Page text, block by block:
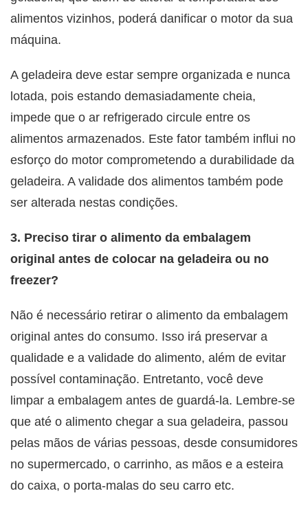
alimentos vizinhos, poderá danificar o motor da sua
máquina.
A geladeira deve estar sempre organizada e nunca
lotada, pois estando demasiadamente cheia,
impede que o ar refrigerado circule entre os
alimentos armazenados. Este fator também influi no
esforço do motor comprometendo a durabilidade da
geladeira. A validade dos alimentos também pode
ser alterada nestas condições.
3. Preciso tirar o alimento da embalagem
original antes de colocar na geladeira ou no
freezer?
Não é necessário retirar o alimento da embalagem
original antes do consumo. Isso irá preservar a
qualidade e a validade do alimento, além de evitar
possível contaminação. Entretanto, você deve
limpar a embalagem antes de guardá-la. Lembre-se
que até o alimento chegar a sua geladeira, passou
pelas mãos de várias pessoas, desde consumidores
no supermercado, o carrinho, as mãos e a esteira
do caixa, o porta-malas do seu carro etc.